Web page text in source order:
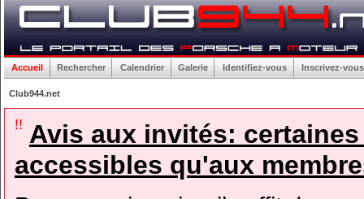
Accueil Rechercher Calendrier Galerie Identifiez-vous Inscrivez-vous
Club944.net
!! Avis aux invités:
accessibles qu'aux